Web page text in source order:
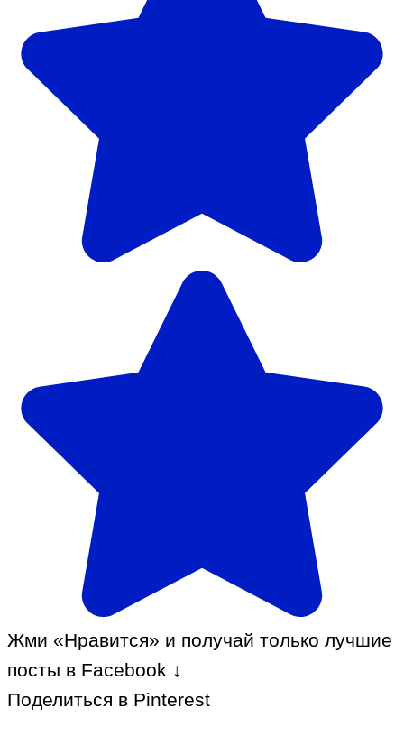
Жми «Нравится» и получай только лучшие
посты в Facebook ↓
Поделиться в Pinterest